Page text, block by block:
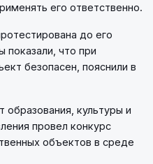
его ответственно.
до его
показали, что при
безопасен, пояснили в
культуры и
провел конкурс
объектов в среде